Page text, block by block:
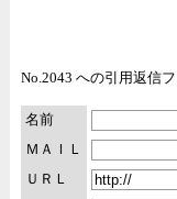
No.2043 への引用返信
名前
ＭＡＩＬ
ＵＲＬ